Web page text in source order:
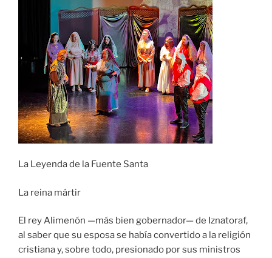
La Leyenda de la Fuente Santa
La reina mártir
El rey Alimenón —más bien gobernador— de Iznatoraf,
al saber que su esposa se había convertido a la religión
cristiana y, sobre todo, presionado por sus ministros